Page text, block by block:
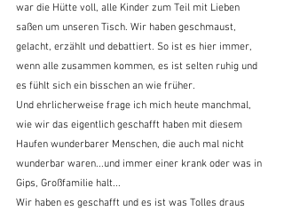
war die Hütte voll, alle Kinder zum Teil mit Lieben
saßen um unseren Tisch. Wir haben geschmaust,
gelacht, erzählt und debattiert. So ist es hier immer,
wenn alle zusammen kommen, es ist selten ruhig und
es fühlt sich ein bisschen an wie früher.
Und ehrlicherweise frage ich mich heute manchmal,
wie wir das eigentlich geschafft haben mit diesem
Haufen wunderbarer Menschen, die auch mal nicht
wunderbar waren...und immer einer krank oder was in
Gips, Großfamilie halt...
Wir haben es geschafft und es ist was Tolles draus